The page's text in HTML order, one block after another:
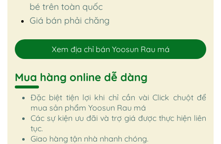
bé trên toàn quốc
Giá bán phải chăng
Xem địa chỉ bán Yoosun Rau má
Mua hàng online dễ dàng
Đặc biệt tiện lợi khi chỉ cần vài Click chuột để
mua sản phẩm Yoosun Rau má
Các sự kiện ưu đãi và trợ giá được thực hiện liên
tục.
Giao hàng tận nhà nhanh chóng.